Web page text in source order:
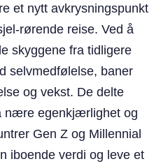
et nytt avkrysningspunkt
rørende reise. Ved å
skyggene fra tidligere
selvmedfølelse, baner
og vekst. De delte
nære egenkjærlighet og
Gen Z og Millennial
iboende verdi og leve et